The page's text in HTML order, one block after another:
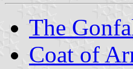
The
Coat of